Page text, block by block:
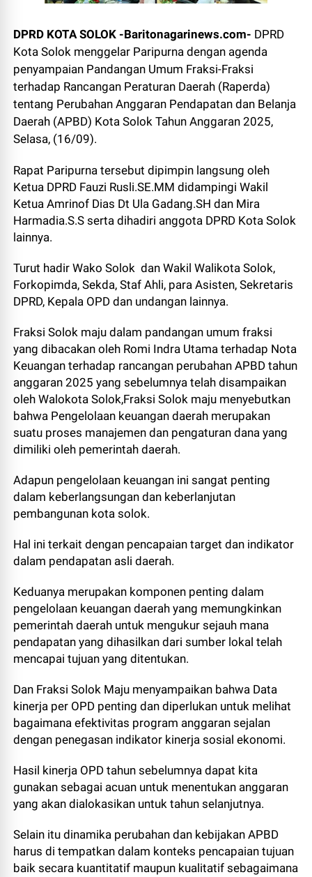
DPRD KOTA SOLOK -Baritonagarinews.com- DPRD
Kota Solok menggelar Paripurna dengan agenda
penyampaian Pandangan Umum Fraksi-Fraksi
terhadap Rancangan Peraturan Daerah (Raperda)
tentang Perubahan Anggaran Pendapatan dan Belanja
Daerah (APBD) Kota Solok Tahun Anggaran 2025,
Selasa, (16/09).
Rapat Paripurna tersebut dipimpin langsung oleh
Ketua DPRD Fauzi Rusli.SE.MM didampingi Wakil
Ketua Amrinof Dias Dt Ula Gadang.SH dan Mira
Harmadia.S.S serta dihadiri anggota DPRD Kota Solok
lainnya.
Turut hadir Wako Solok dan Wakil Walikota Solok,
Forkopimda, Sekda, Staf Ahli, para Asisten, Sekretaris
DPRD, Kepala OPD dan undangan lainnya.
Fraksi Solok maju dalam pandangan umum fraksi
yang dibacakan oleh Romi Indra Utama terhadap Nota
Keuangan terhadap rancangan perubahan APBD tahun
anggaran 2025 yang sebelumnya telah disampaikan
oleh Walokota Solok,Fraksi Solok maju menyebutkan
bahwa Pengelolaan keuangan daerah merupakan
suatu proses manajemen dan pengaturan dana yang
dimiliki oleh pemerintah daerah.
Adapun pengelolaan keuangan ini sangat penting
dalam keberlangsungan dan keberlanjutan
pembangunan kota solok.
Hal ini terkait dengan pencapaian target dan indikator
dalam pendapatan asli daerah.
Keduanya merupakan komponen penting dalam
pengelolaan keuangan daerah yang memungkinkan
pemerintah daerah untuk mengukur sejauh mana
pendapatan yang dihasilkan dari sumber lokal telah
mencapai tujuan yang ditentukan.
Dan Fraksi Solok Maju menyampaikan bahwa Data
kinerja per OPD penting dan diperlukan untuk melihat
bagaimana efektivitas program anggaran sejalan
dengan penegasan indikator kinerja sosial ekonomi.
Hasil kinerja OPD tahun sebelumnya dapat kita
gunakan sebagai acuan untuk menentukan anggaran
yang akan dialokasikan untuk tahun selanjutnya.
Selain itu dinamika perubahan dan kebijakan APBD
harus di tempatkan dalam konteks pencapaian tujuan
baik secara kuantitatif maupun kualitatif sebagaimana